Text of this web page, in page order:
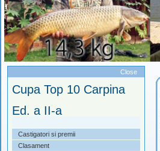
Close
Cupa Top 10 Carpina
Ed. a II-a
Castigatori si premii
Clasament